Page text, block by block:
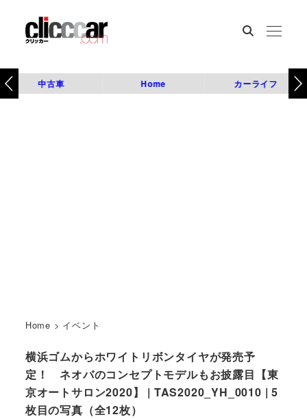
中古車 Home カーライフ
Home > イベント
横浜ゴムからホワイトリボンタイヤが発売予
定！ ネオバのコンセプトモデルもお披露目【東
京オートサロン2020】 | TAS2020_YH_0010 | 5
枚目の写真（全12枚）